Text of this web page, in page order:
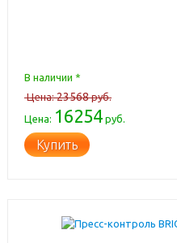
В наличии *
Цена:23568руб.
Цена: 16254руб.
Купить